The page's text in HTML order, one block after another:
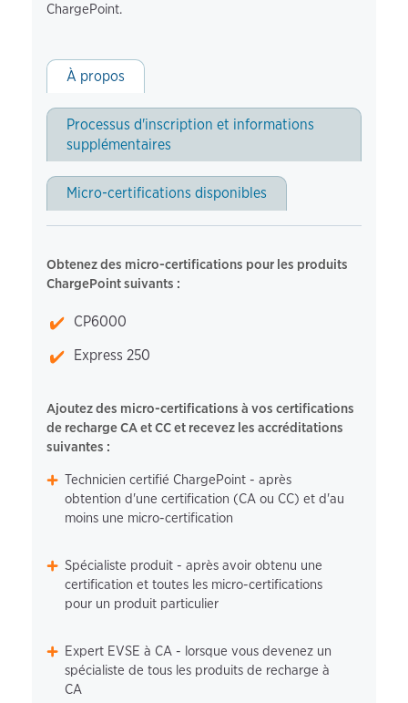
ChargePoint.
À propos
Processus d'inscription et informations
supplémentaires
Micro-certifications disponibles
Obtenez des micro-certifications pour les produits
ChargePoint suivants :
CP6000
Express 250
Ajoutez des micro-certifications à vos certifications
de recharge CA et CC et recevez les accréditations
suivantes :
Technicien certifié ChargePoint - après
obtention d'une certification (CA ou CC) et d'au
moins une micro-certification
Spécialiste produit - après avoir obtenu une
certification et toutes les micro-certifications
pour un produit particulier
Expert EVSE à CA - lorsque vous devenez un
spécialiste de tous les produits de recharge à
CA